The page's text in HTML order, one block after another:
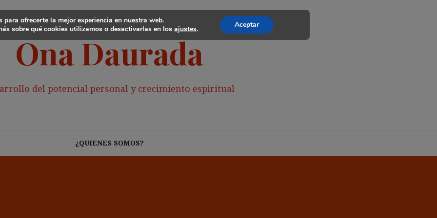
Ona Daurada
del potencial personal y crecimiento espiritual
¿QUIENES SOMOS?
para ofrecerte la mejor experiencia en nuestra web.
sobre qué cookies utilizamos o desactivarlas en losajustes. Aceptar